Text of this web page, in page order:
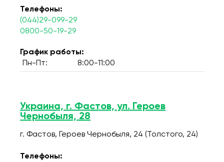
Телефоны:
(044)29-099-29
0800-50-19-29
График работы:
Пн-Пт:
8:00-11:00
Украина, г. Фастов, ул. Героев
Чернобыля, 28
г. Фастов, Героев Чернобыля, 24 (Толстого, 24)
Телефоны: